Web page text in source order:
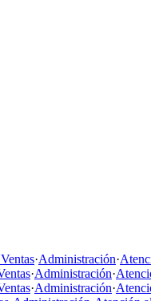
·Administración·
·Administración·
·Administración·